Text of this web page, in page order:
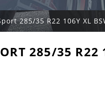
285/35 R22 106Y XL
285/35 R22